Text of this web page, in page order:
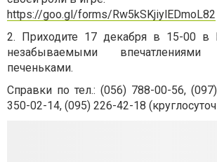
https://goo.gl/forms/Rw5kSKjiylEDmoL82
2. Приходите 17 декабря в 15-00 в
незабываемыми
печеньками.
Справки по тел.: (056) 788-00-56,
350-02-14, (095) 226-42-18